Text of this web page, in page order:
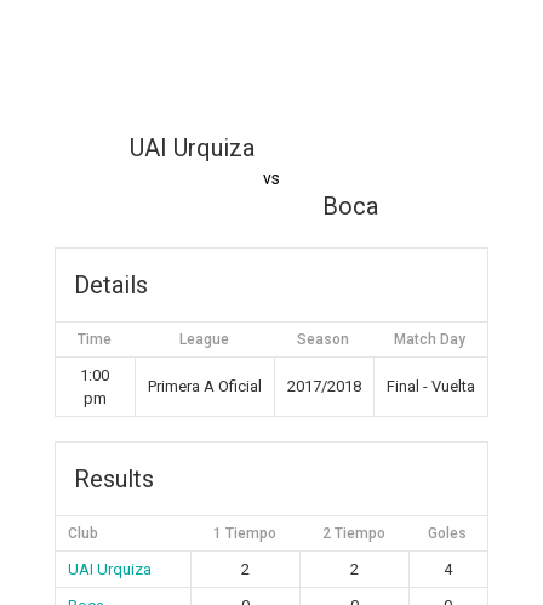
UAI Urquiza
vs
Boca
Details
Time League Season Match Day
1:00
pm
Primera A Oficial 2017/2018 Final - Vuelta
Results
Club 1 Tiempo 2 Tiempo Goles
UAI Urquiza 2 2
4